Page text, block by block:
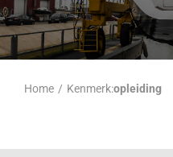
Home / Kenmerk:opleiding